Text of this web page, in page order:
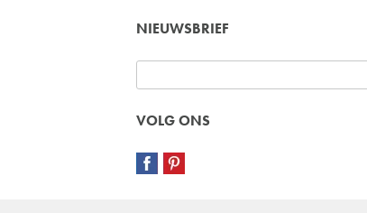
NIEUWSBRIEF
VOLG ONS